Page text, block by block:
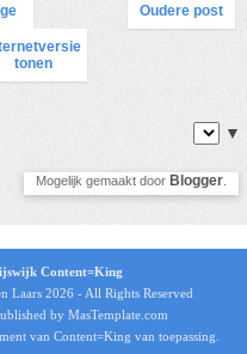
Oudere post
tonen
▼
Mogelijk gemaakt door Blogger
Content=King
Laars 2026 - All Rights Reserved
by MasTemplate.com
van Content=King van toepassing.